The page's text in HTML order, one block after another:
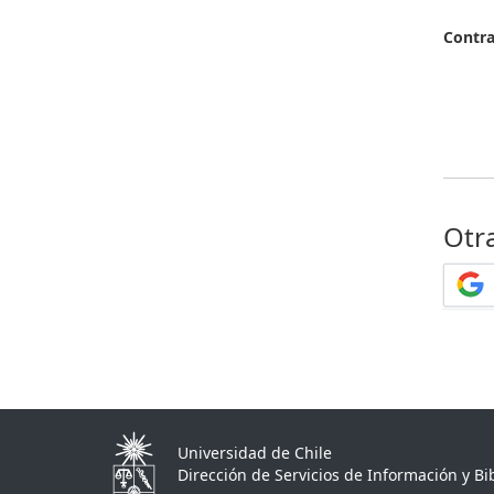
Universidad de Chile
Dirección de Servicios de Información y